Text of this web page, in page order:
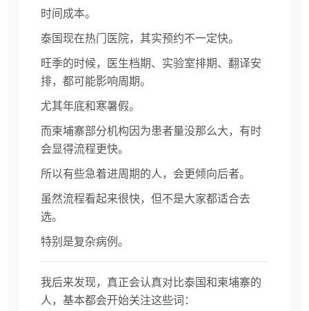
时间成本。
泰国现在热门医院，其实预约不一定快。
旺季的时候，医生档期、实验室排期、翻译安
排，都可能影响周期。
尤其年底和寒暑假。
而柬埔寨部分机构因为患者量没那么大，有时
会显得流程更快。
所以有些急着进周期的人，会更倾向后者。
虽然流程看起来很快，但不是大家都适合去
选。
特别是复杂病例。
我后来发现，真正会认真对比泰国和柬埔寨的
人，基本都会开始关注这些词：